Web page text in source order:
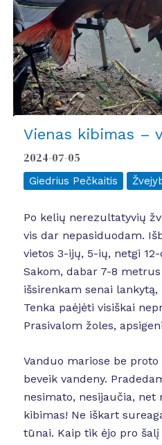
Vienas kibimas –
2024-07-05
Giedrius Pečkaitis
Po kelių nerezultatyvių
vis dar nepasiduodam.
vietos 3-ijų, 5-ių, netgi
Sakom, dabar 7-8
išsirenkam senai
Tenka paėjėti visiškai
Prasivalom žoles,
Vanduo mariose be
beveik vandeny.
nesimato, nesijaučia, net
kibimas! Ne iškart
tūnai. Kaip tik ėjo pro šalį